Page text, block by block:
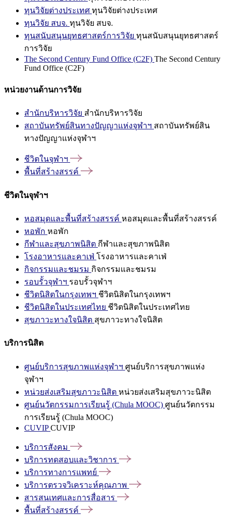
ทุนวิจัยต่างประเทศ ทุนวิจัยต่างประเทศ
ทุนวิจัย สบจ. ทุนวิจัย สบจ.
ทุนสนับสนุนยุทธศาสตร์การวิจัย ทุนสนับสนุนยุทธศาสตร์
การวิจัย
The Second Century Fund Office (C2F) The Second Century
Fund Office (C2F)
หน่วยงานด้านการวิจัย
สำนักบริหารวิจัย สำนักบริหารวิจัย
สถาบันทรัพย์สินทางปัญญาแห่งจุฬาฯ สถาบันทรัพย์สิน
ทางปัญญาแห่งจุฬาฯ
ชีวิตในจุฬาฯ
พื้นที่สร้างสรรค์
ชีวิตในจุฬาฯ
หอสมุดและพื้นที่สร้างสรรค์ หอสมุดและพื้นที่สร้างสรรค์
หอพัก หอพัก
กีฬาและสุขภาพนิสิต กีฬาและสุขภาพนิสิต
โรงอาหารและคาเฟ่ โรงอาหารและคาเฟ่
กิจกรรมและชมรม กิจกรรมและชมรม
รอบรั้วจุฬาฯ รอบรั้วจุฬาฯ
ชีวิตนิสิตในกรุงเทพฯ ชีวิตนิสิตในกรุงเทพฯ
ชีวิตนิสิตในประเทศไทย ชีวิตนิสิตในประเทศไทย
สุขภาวะทางใจนิสิต สุขภาวะทางใจนิสิต
บริการนิสิต
ศูนย์บริการสุขภาพแห่งจุฬาฯ ศูนย์บริการสุขภาพแห่ง
จุฬาฯ
หน่วยส่งเสริมสุขภาวะนิสิต หน่วยส่งเสริมสุขภาวะนิสิต
ศูนย์นวัตกรรมการเรียนรู้ (Chula MOOC) ศูนย์นวัตกรรม
การเรียนรู้ (Chula MOOC)
CUVIPCUVIP
บริการสังคม
บริการทดสอบและวิชาการ
บริการทางการแพทย์
บริการตรวจวิเคราะห์คุณภาพ
สารสนเทศและการสื่อสาร
พื้นที่สร้างสรรค์